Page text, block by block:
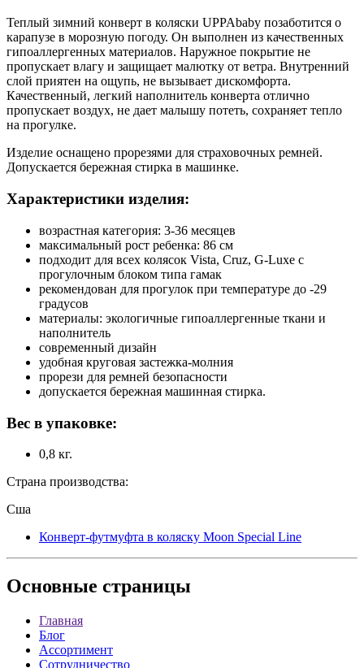
Теплый зимний конверт в коляски UPPAbaby позаботится о
карапузе в морозную погоду. Он выполнен из качественных
гипоаллергенных материалов. Наружное покрытие не
пропускает влагу и защищает малютку от ветра. Внутренний
слой приятен на ощупь, не вызывает дискомфорта.
Качественный, легкий наполнитель конверта отлично
пропускает воздух, не дает малышу потеть, сохраняет тепло
на прогулке.
Изделие оснащено прорезями для страховочных ремней.
Допускается бережная стирка в машинке.
Характеристики изделия:
возрастная категория: 3-36 месяцев
максимальный рост ребенка: 86 см
подходит для всех колясок Vista, Cruz, G-Luxe с
прогулочным блоком типа гамак
рекомендован для прогулок при температуре до -29
градусов
материалы: экологичные гипоаллергенные ткани и
наполнитель
современный дизайн
удобная круговая застежка-молния
прорези для ремней безопасности
допускается бережная машинная стирка.
Вес в упаковке:
0,8 кг.
Страна производства:
Сша
Конверт-футмуфта в коляску Moon Special Line
Основные страницы
Главная
Блог
Ассортимент
Сотрудничество